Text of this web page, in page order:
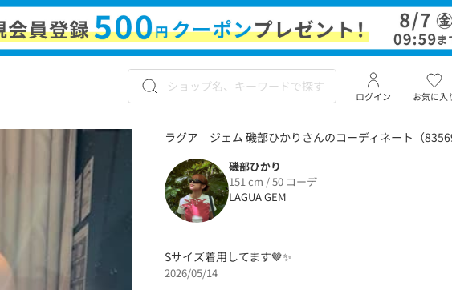
お気に入
ログイン
ラグア ジェム 磯部ひかりさんのコーディネート（
磯部ひかり
151 cm / 50 コーデ
LAGUA GEM
Sサイズ着用してます🤎✨️
2026/05/14